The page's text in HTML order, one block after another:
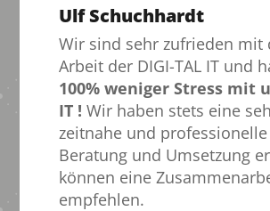
Ulf Schuchhardt
Wir sind sehr zufrieden mit
Arbeit der DIGI-TAL IT und
100% weniger Stress mit
IT ! Wir haben stets eine
zeitnahe und professionelle
Beratung und Umsetzung
können eine
empfehlen.